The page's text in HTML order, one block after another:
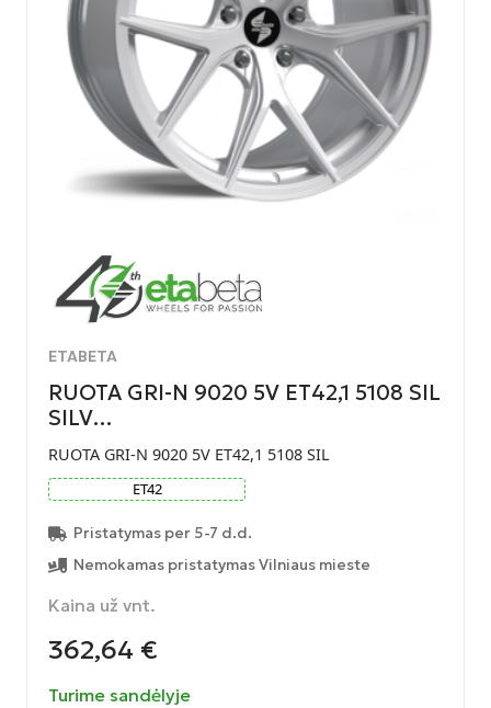
ETABETA
RUOTA GRI-N 9020 5V ET42,1 5108 SIL
SILV…
RUOTA GRI-N 9020 5V ET42,1 5108 SIL
ET42
Pristatymas per 5-7 d.d.
Nemokamas pristatymas Vilniaus mieste
Kaina už vnt.
362,64 €
Turime sandėlyje